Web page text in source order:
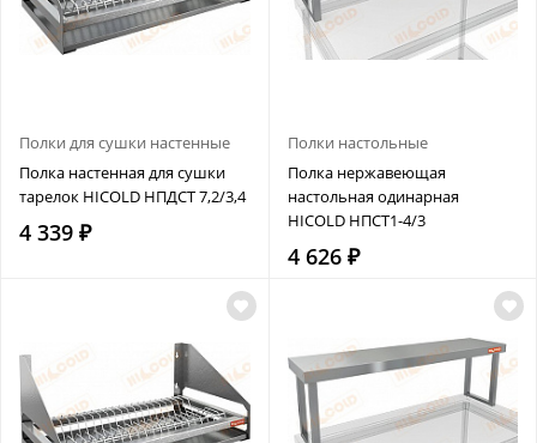
Полки для сушки настенные
Полка настенная для сушки
тарелок HICOLD НПДСТ 7,2/3,4
4 339 ₽
Полки настольные
Полка нержавеющая
настольная одинарная
HICOLD НПСТ1-4/3
4 626 ₽